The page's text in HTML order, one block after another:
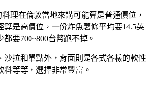
料理在倫敦當地來講可能算是普通價位，
算是高價位，一份炸魚薯條平均要14.5英
要700~800台幣跑不掉。
沙拉和單點外，背面則是各式各樣的軟性
料等等，選擇非常豐富。